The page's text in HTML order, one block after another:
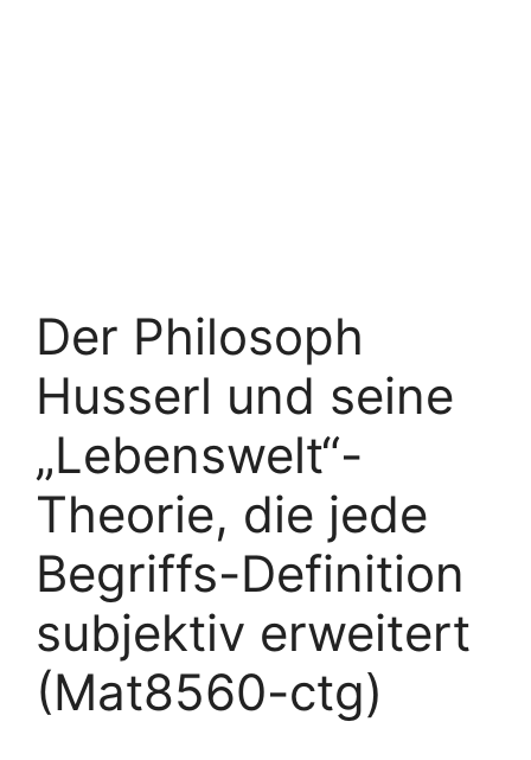
Der Philosoph
Husserl und seine
„Lebenswelt“-
Theorie, die jede
Begriffs-Definition
subjektiv erweitert
(Mat8560-ctg)